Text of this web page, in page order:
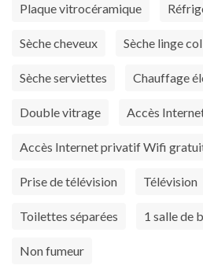
Plaque vitrocéramique
Sèche cheveux Sèche linge
Sèche serviettes Chauffage
Double vitrage Accès
Accès Internet privatif Wifi
Prise de télévision Télévision
Toilettes séparées 1 salle de
Non fumeur